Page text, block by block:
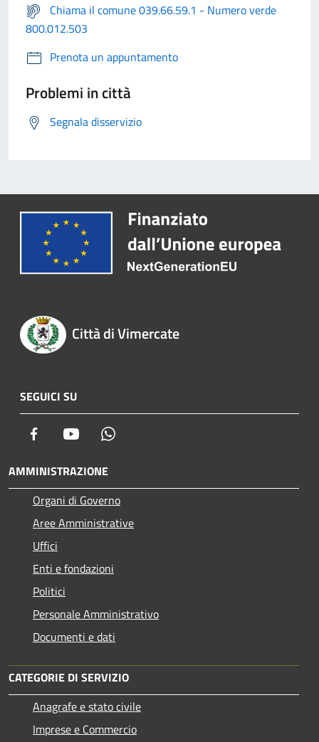
Chiama il comune 039.66.59.1 - Numero verde
800.012.503
Prenota un appuntamento
Problemi in città
Segnala disservizio
Città di Vimercate
SEGUICI SU
Facebook Youtube
AMMINISTRAZIONE
Organi di Governo
Aree Amministrative
Uffici
Enti e fondazioni
Politici
Personale Amministrativo
Documenti e dati
CATEGORIE DI SERVIZIO
Anagrafe e stato civile
Imprese e Commercio